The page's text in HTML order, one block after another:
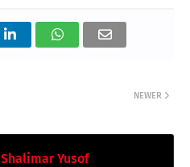
NEWER
Shalimar Yusof